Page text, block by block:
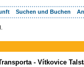
Suchen und Buchen
- Vítkovice